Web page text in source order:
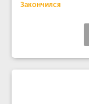
Закончился